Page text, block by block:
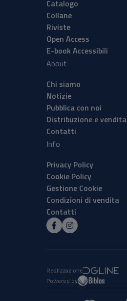
Catalogo
Collane
Riviste
Open Access
E-book Accessibili
About
Chi siamo
Notizie
Pubblica con noi
Distribuzione e vendita
Contatti
Info
Privacy Policy
Cookie Policy
Gestione Cookie
Condizioni di vendita
Contatti
Realizzazione
Powered by